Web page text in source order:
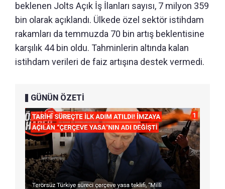
beklenen Jolts Açık İş İlanları sayısı, 7 milyon 359
bin olarak açıklandı. Ülkede özel sektör istihdam
rakamları da temmuzda 70 bin artış beklentisine
karşılık 44 bin oldu. Tahminlerin altında kalan
istihdam verileri de faiz artışına destek vermedi.
GÜNÜN ÖZETİ